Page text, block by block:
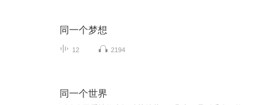
同一个梦想
12 2194
同一个世界